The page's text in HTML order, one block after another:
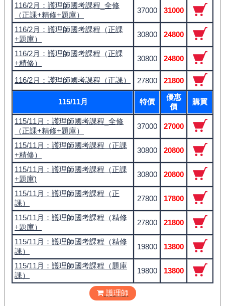
116/2月：護理師國考課程_全修
（正課+精修+題庫）
37000 31000
116/2月：護理師國考課程（正課
+題庫）
30800 24800
116/2月：護理師國考課程（正課
+精修）
30800 24800
116/2月：護理師國考課程（正課） 27800 21800
115/11月 特價
優惠
價
購買
115/11月：護理師國考課程_全修
（正課+精修+題庫）
37000 27000
115/11月：護理師國考課程（正課
+精修）
30800 20800
115/11月：護理師國考課程（正課
+題庫)
30800 20800
115/11月：護理師國考課程（正
課）
27800 17800
115/11月：護理師國考課程（精修
+題庫）
27800 21800
115/11月：護理師國考課程（精修
課）
19800 13800
115/11月：護理師國考課程（題庫
課）
19800 13800
護理師